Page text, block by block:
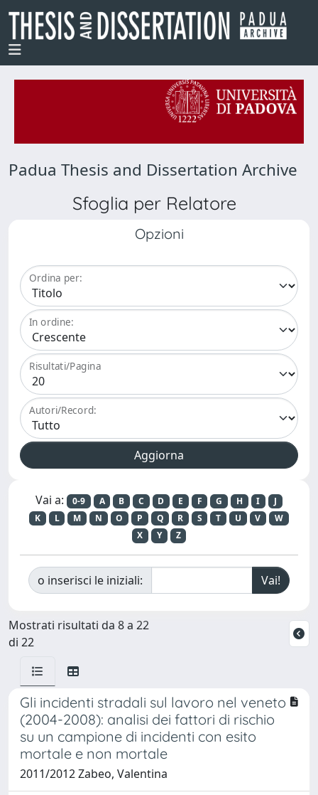
Padua Thesis and Dissertation Archive
Sfoglia per Relatore
Opzioni
Ordina per:
In ordine:
Risultati/Pagina
Autori/Record:
Vai a: 0-9 A B C D E F G H I
J
K
L M N O P Q R S T U V
W
X
Y Z
o inserisci le iniziali:
Mostrati risultati da 8 a 22
di 22
Gli incidenti stradali sul lavoro nel veneto
(2004-2008): analisi dei fattori di rischio
su un campione di incidenti con esito
mortale e non mortale
2011/2012 Zabeo, Valentina